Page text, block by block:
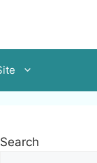
Search